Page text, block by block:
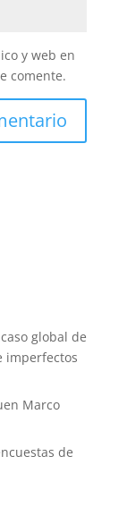
y web en
comente.
global de
imperfectos
Marco
de